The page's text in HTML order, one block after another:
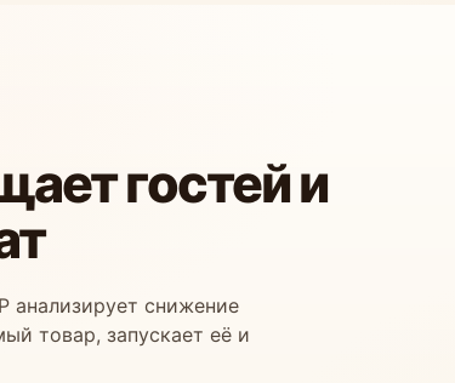
гостей и
анализирует снижение
товар, запускает её и